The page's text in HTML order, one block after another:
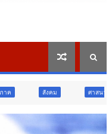
การศึกษา